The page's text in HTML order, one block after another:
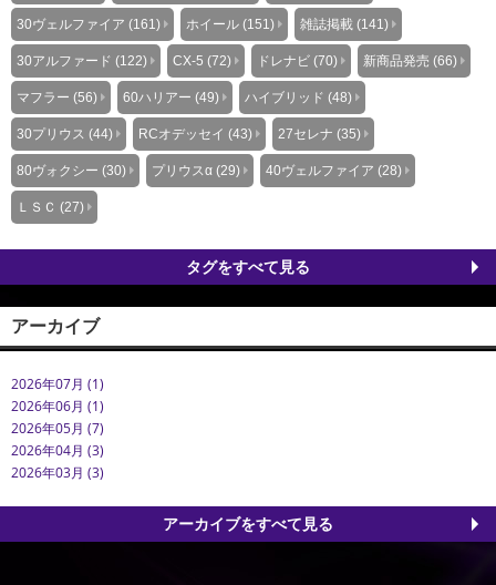
30ヴェルファイア (161) ホイール (151) 雑誌掲載 (141)
30アルファード (122) CX-5 (72) ドレナビ (70) 新商品発売 (66)
マフラー (56) 60ハリアー (49) ハイブリッド (48)
30プリウス (44) RCオデッセイ (43) 27セレナ (35)
80ヴォクシー (30) プリウスα (29) 40ヴェルファイア (28)
ＬＳＣ (27)
タグをすべて見る
アーカイブ
2026年07月 (1)
2026年06月 (1)
2026年05月 (7)
2026年04月 (3)
2026年03月 (3)
アーカイブをすべて見る